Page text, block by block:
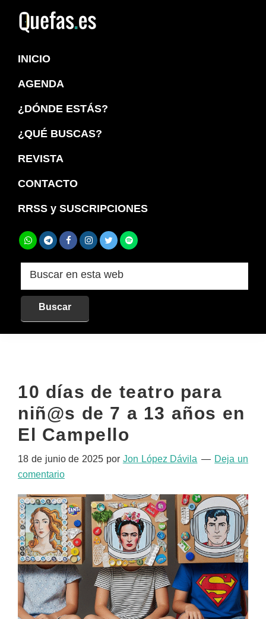
navegación
principal
principal
INICIO
AGENDA
¿DÓNDE ESTÁS?
¿QUÉ BUSCAS?
REVISTA
CONTACTO
RRSS y SUSCRIPCIONES
Buscar
web
10 días de teatro para
niñ@s de 7 a 13 años en
El Campello
18 de junio de 2025 por Jon López Dávila
Deja un
comentario